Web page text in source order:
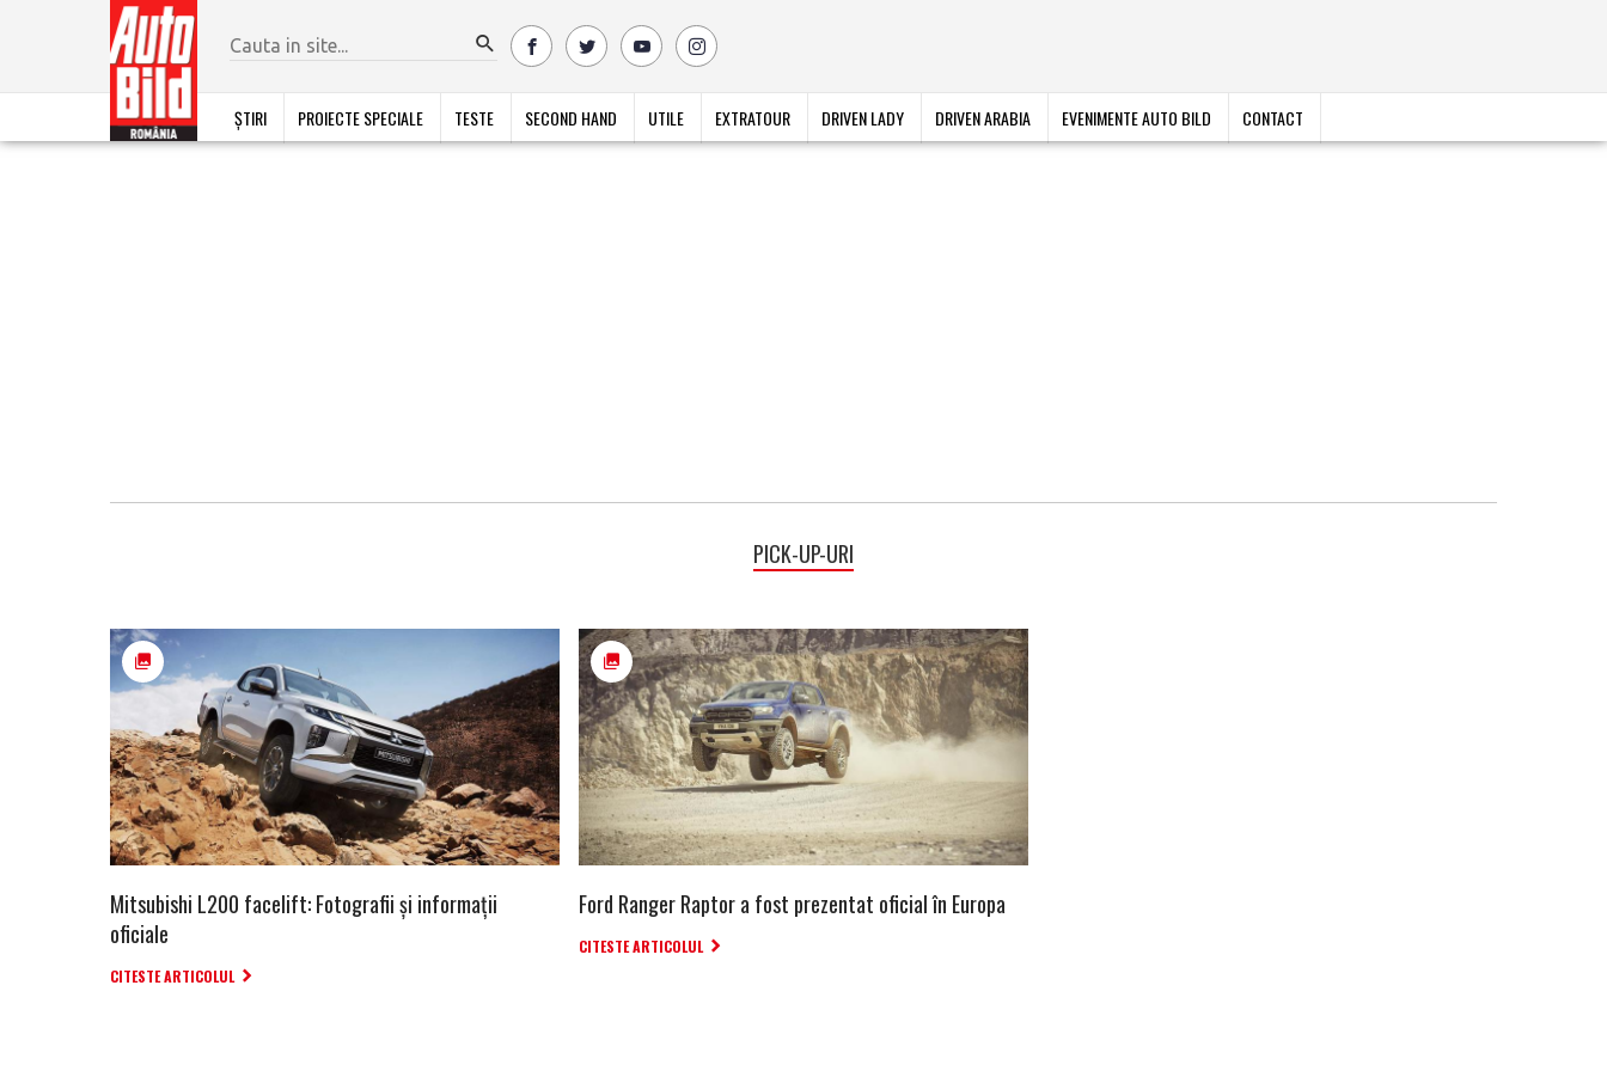
ȘTIRI PROIECTE SPECIALE TESTE SECOND HAND UTILE EXTRATOUR DRIVEN LADY DRIVEN ARABIA EVENIMENTE AUTO BILD CONTACT
PICK-UP-URI
Mitsubishi L200 facelift: Fotografii și informații
oficiale
CITESTE ARTICOLUL
Ford Ranger Raptor a fost prezentat oficial în Europa
CITESTE ARTICOLUL